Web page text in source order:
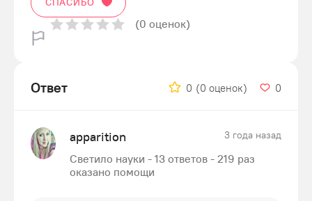
(0 оценок)
Ответ 0 (0 оценок) 0
apparition 3 года назад
Светило науки - 13 ответов - 219 раз
оказано помощи